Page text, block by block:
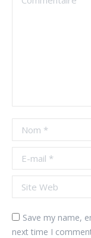
Nom *
E-mail *
Site Web
Save my name,
next time I